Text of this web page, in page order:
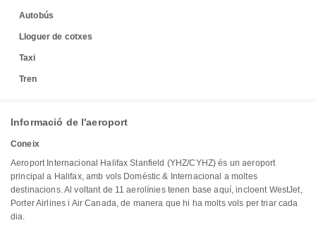
Autobús
Lloguer de cotxes
Taxi
Tren
Informació de l'aeroport
Coneix
Aeroport Internacional Halifax Stanfield (YHZ/CYHZ) és un aeroport
principal a Halifax, amb vols Domèstic & Internacional a moltes
destinacions. Al voltant de 11 aerolínies tenen base aquí, incloent WestJet,
Porter Airlines i Air Canada, de manera que hi ha molts vols per triar cada
dia.